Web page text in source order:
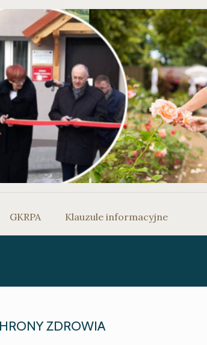
GKRPA Klauzule informacyjne
ZDROWIA